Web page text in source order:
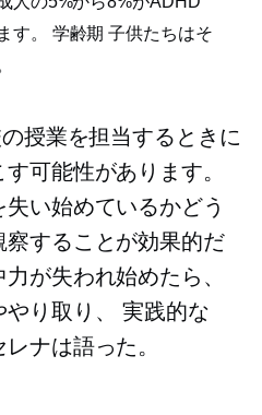
す。 学齢期 子供たちはそ
授業を担当するときに
可能性があります。
失い始めているかどう
することが効果的だ
が失われ始めたら、
やり取り、実践的な
ナは語った。